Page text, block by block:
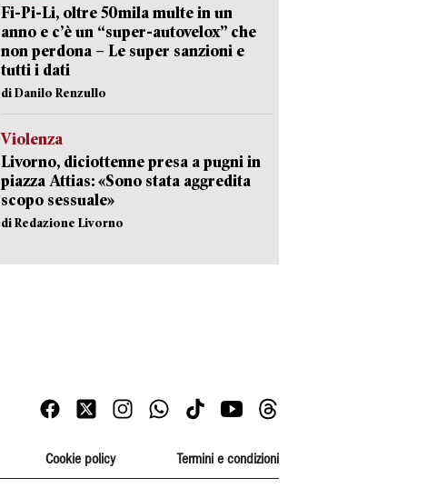
Fi-Pi-Li, oltre 50mila multe in un
anno e c’è un “super-autovelox” che
non perdona – Le super sanzioni e
tutti i dati
di Danilo Renzullo
Violenza
Livorno, diciottenne presa a pugni in
piazza Attias: «Sono stata aggredita
scopo sessuale»
di Redazione Livorno
Cookie policy Termini e condizioni